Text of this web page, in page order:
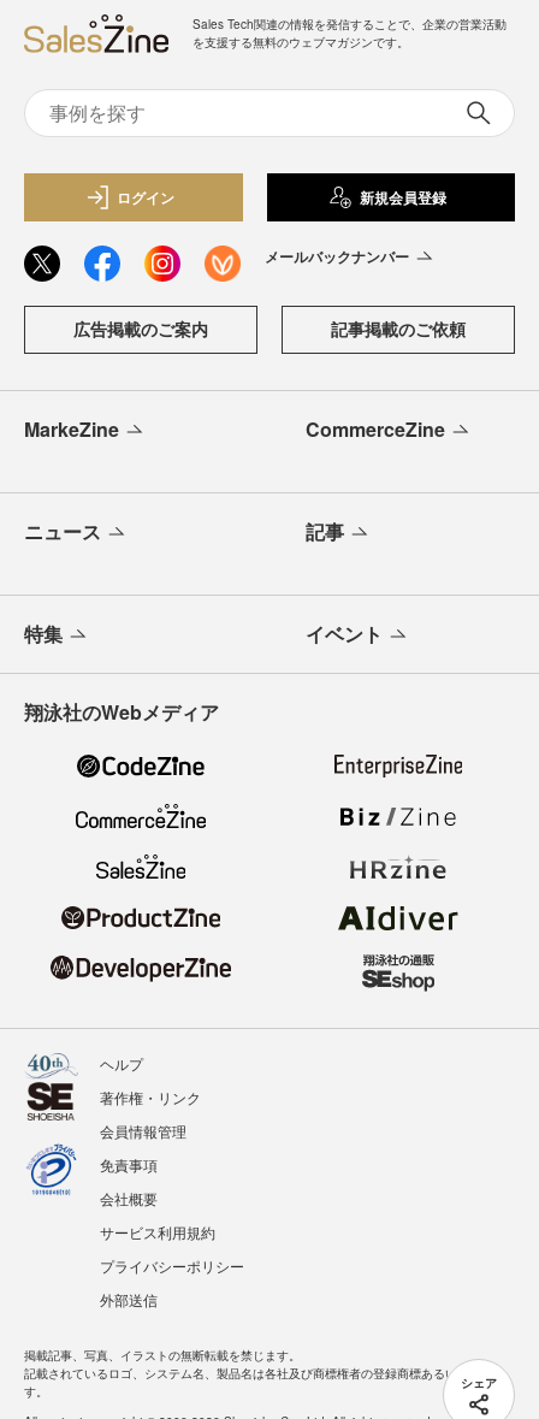
シェア
Sales Tech関連の情報を発信することで、企業の営業活動
を支援する無料のウェブマガジンです。
ログイン 新規会員登録
メールバックナンバー
広告掲載のご案内 記事掲載のご依頼
MarkeZine CommerceZine
ニュース 記事
特集 イベント
翔泳社のWebメディア
ヘルプ
著作権・リンク
会員情報管理
免責事項
会社概要
サービス利用規約
プライバシーポリシー
外部送信
掲載記事、写真、イラストの無断転載を禁じます。
記載されているロゴ、システム名、製品名は各社及び商標権者の登録商標あるいは商標で
す。